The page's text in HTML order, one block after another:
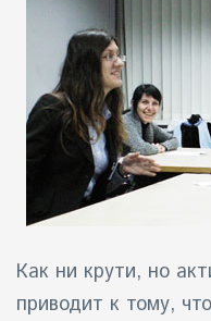
Как ни крути, но
приводит к тому,